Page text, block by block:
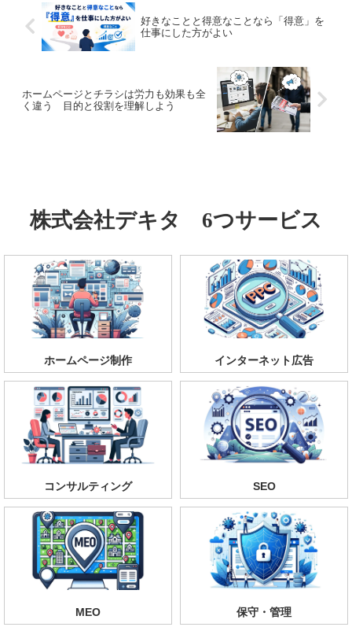
好きなことと得意なことなら「得意」を
仕事にした方がよい
ホームページとチラシは労力も効果も全
く違う 目的と役割を理解しよう
株式会社デキタ 6つサービス
ホームページ制作 インターネット広告
コンサルティング SEO
MEO 保守・管理